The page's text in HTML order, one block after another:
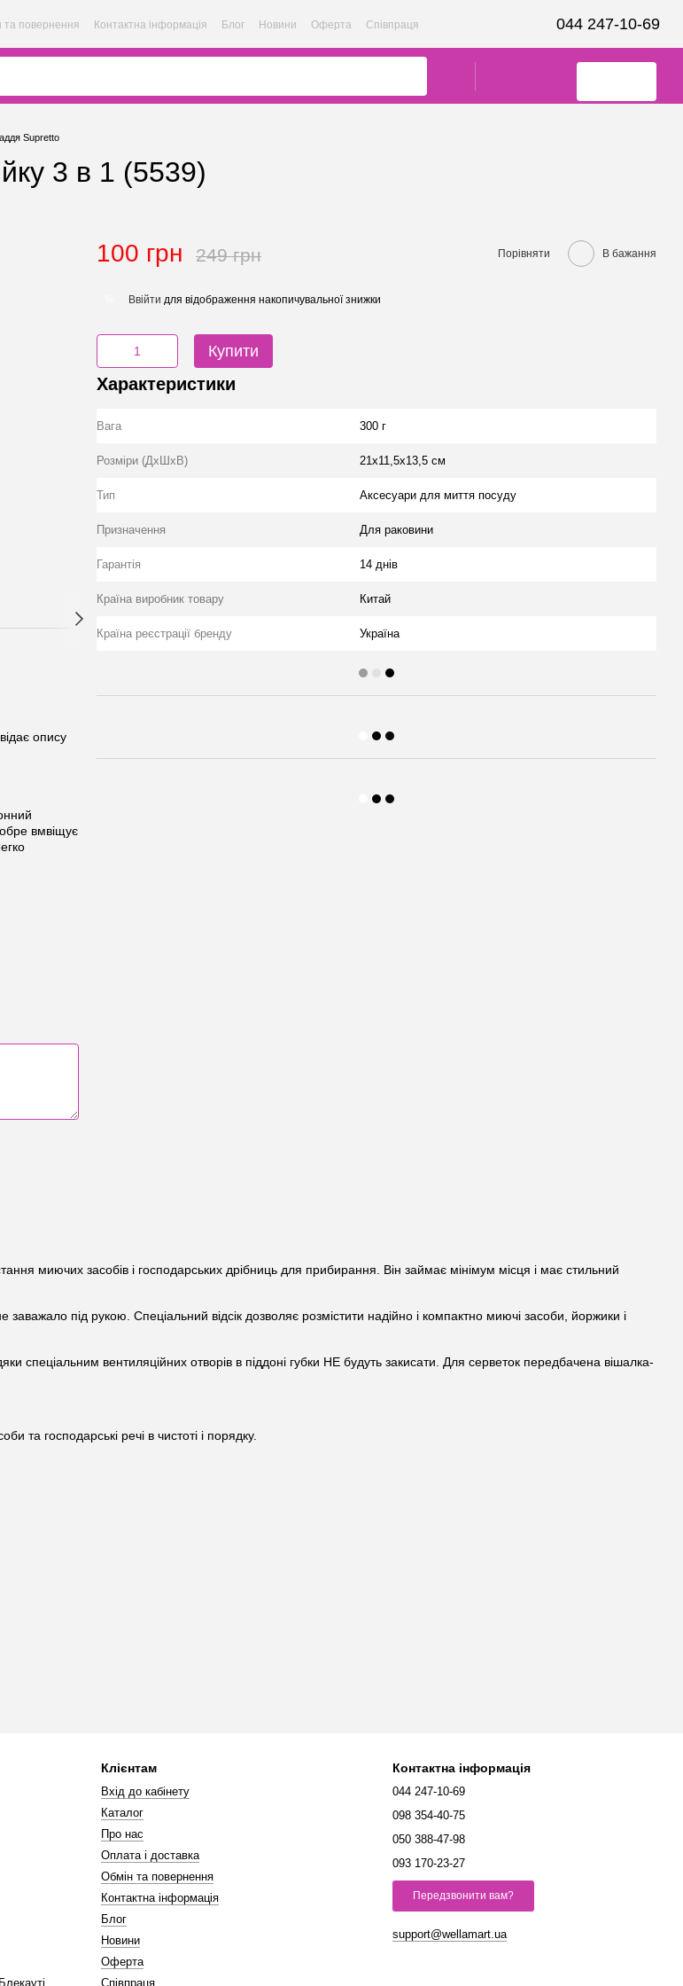
та повернення Контактна інформація Блог Новини Оферта Співпраця 044 247-10-69
Supretto
3 в 1 (5539)
опису
вмвіщує
100 грн 249 грн Порівняти В бажання
Ввійти для відображення накопичувальної знижки
Купити
Характеристики
Вага 300 г
Розміри (ДхШхВ) 21х11,5х13,5 см
Тип Аксесуари для миття посуду
Призначення Для раковини
Гарантія 14 днів
Країна виробник товару Китай
Країна реєстрації бренду Україна
миючих засобів і господарських дрібниць для прибирання. Він займає мінімум місця і має стильний
під рукою. Спеціальний відсік дозволяє розмістити надійно і компактно миючі засоби, йоржики і
спеціальним вентиляційних отворів в піддоні губки НЕ будуть закисати. Для серветок передбачена вішалка-
та господарські речі в чистоті і порядку.
Клієнтам
Вхід до кабінету
Каталог
Про нас
Оплата і доставка
Обмін та повернення
Контактна інформація
Блог
Новини
Оферта
Співпраця
Контактна інформація
044 247-10-69
098 354-40-75
050 388-47-98
093 170-23-27
Передзвонити вам?
support@wellamart.ua